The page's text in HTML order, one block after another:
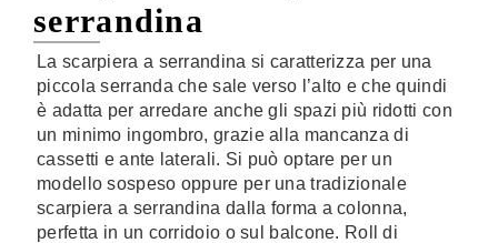
serrandina
La scarpiera a serrandina si caratterizza per una
piccola serranda che sale verso l’alto e che quindi
è adatta per arredare anche gli spazi più ridotti con
un minimo ingombro, grazie alla mancanza di
cassetti e ante laterali. Si può optare per un
modello sospeso oppure per una tradizionale
scarpiera a serrandina dalla forma a colonna,
perfetta in un corridoio o sul balcone. Roll di